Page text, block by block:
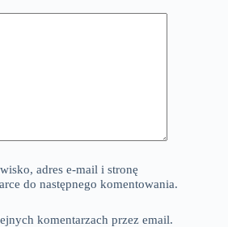
adres e-mail i stronę
do następnego komentowania.
komentarzach przez email.